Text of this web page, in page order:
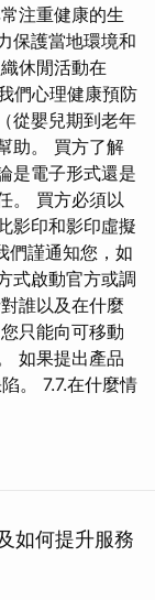
注重健康的生
保護當地環境和
休閒活動在
們心理健康預防
從嬰兒期到老年
助。 買方了解
是電子形式還是
。 買方必須以
影印和影印虛擬
們謹通知您，如
式啟動官方或調
誰以及在什麼
只能向可移動
如果提出產品
。 7.7.在什麼情
如何提升服務